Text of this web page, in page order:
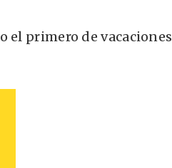
el primero de vacaciones